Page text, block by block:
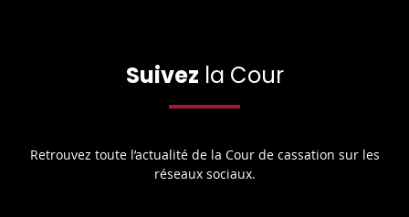
Suivez la Cour
Retrouvez toute l’actualité de la Cour de cassation sur les
réseaux sociaux.